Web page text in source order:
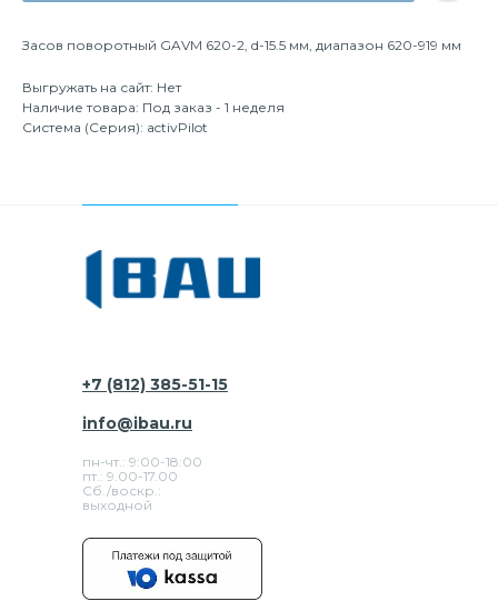
Засов поворотный GAVM 620-2, d-15.5 мм, диапазон 620-919 мм
Выгружать на сайт: Нет
Наличие товара: Под заказ - 1 неделя
Система (Серия): activPilot
+7 (812) 385-51-15
пн-чт.: 9:00-18:00
пт.: 9.00-17.00
Сб./воскр.:
выходной
info@ibau.ru